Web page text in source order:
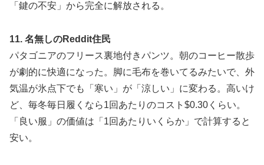
「鍵の不安」から完全に解放される。
11. 名無しのReddit住民
パタゴニアのフリース裏地付きパンツ。朝のコーヒー散歩
が劇的に快適になった。脚に毛布を巻いてるみたいで、外
気温が氷点下でも「寒い」が「涼しい」に変わる。高いけ
ど、毎冬毎日履くなら1回あたりのコスト$0.30くらい。
「良い服」の価値は「1回あたりいくらか」で計算すると
安い。